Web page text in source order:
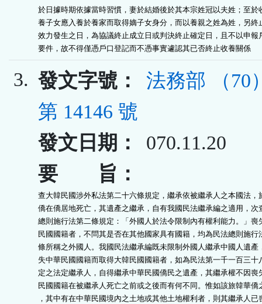
於日據時期依據當時習慣，妻於結婚後於其本宗姓冠以夫姓；至於
養子女應入養於養家而取得嫡子女身分，而以養親之姓為姓，另終
效力發生之日，為協議終止成立日或判決終止確定日，且不以申報
要件，故不得僅憑戶口登記而不憑事實遽認其已否終止收養關係
3. 發文字號：
法務部 （70
第 14146 號
發文日期：
070.11.20
要 旨：
查大韓民國涉外私法第二十六條規定，繼承依被繼承人之本國法，
僑在僑居地死亡，其遺產之繼承，自有我國民法繼承編之適用，次
總則施行法第二條規定：「外國人於法令限制內有權利能力。」喪
民國國籍者，不問其是否在其他國家具有國籍，均為民法總則施行
條所稱之外國人。我國民法繼承編既未限制外國人繼承中國人遺產
失中華民國國籍而取得大韓民國國籍者，如為民法第一千一百三十
定之法定繼承人，自得繼承中華民國僑民之遺產，其繼承權不因喪
民國國籍在被繼承人死亡之前或之後而有何不同。惟如該旅韓華僑
，其中有在中華民國境內之土地或其他土地權利者，則其繼承人已